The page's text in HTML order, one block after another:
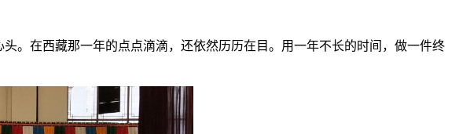
。在西藏那一年的点点滴滴，还依然历历在目。用一年不长的时间，做一件终